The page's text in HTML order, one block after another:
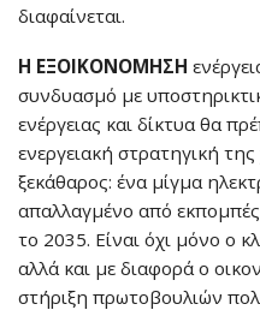
διαφαίνεται.
Η ΕΞΟΙΚΟΝΟΜΗΣΗ
συνδυασμό με
ενέργειας και δίκτυα θα
ενεργειακή στρατηγική
ξεκάθαρος: ένα μίγμα
απαλλαγμένο από
το 2035. Είναι όχι μόνο ο
αλλά και με διαφορά ο
στήριξη πρωτοβουλιών